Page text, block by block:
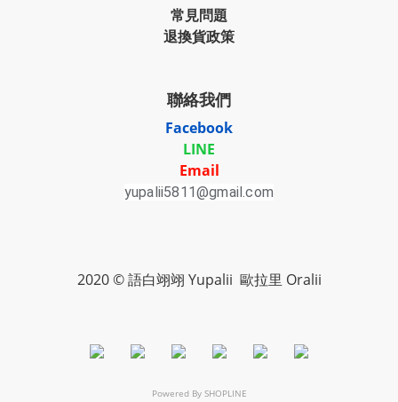
常見問題
退換貨政策
聯絡我們
Facebook
LINE
Email
yupalii5811@gmail.com
2020 © 語白翊翊 Yupalii 歐拉里 Oralii
Powered By SHOPLINE